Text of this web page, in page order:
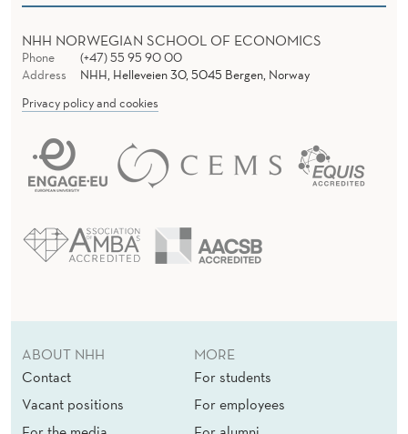
NHH NORWEGIAN SCHOOL OF ECONOMICS
Phone
(+47) 55 95 90 00
Address
NHH, Helleveien 30, 5045 Bergen, Norway
Privacy policy and cookies
ABOUT NHH
Contact
Vacant positions
MORE
For students
For employees